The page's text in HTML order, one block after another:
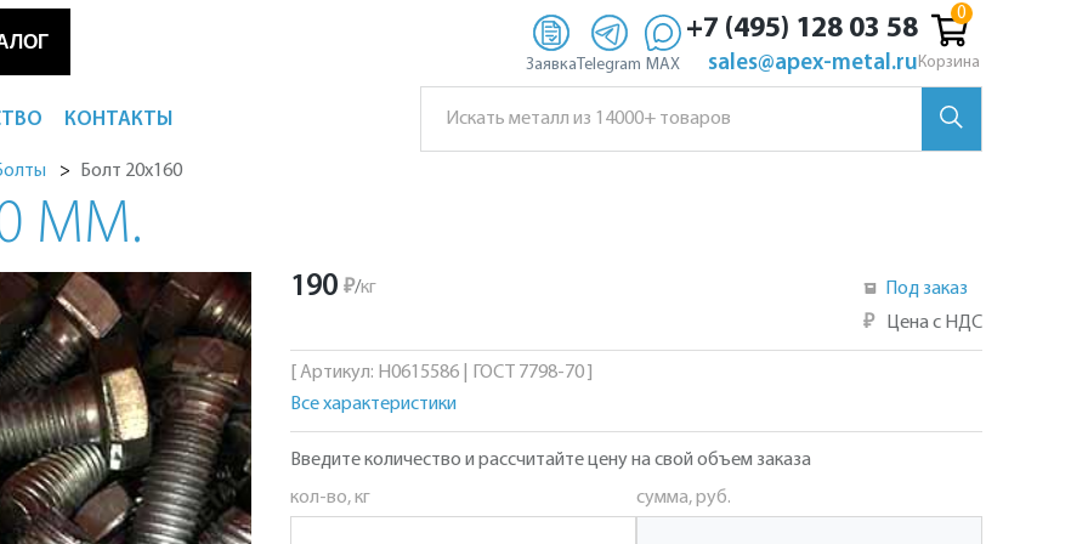
Заявка Telegram MAX
+7 (495) 128 03 58
sales@apex-metal.ru Корзина
КОНТАКТЫ
Болт 20х160
ММ.
190 ₽/кг
Под заказ
₽
Цена с НДС
[ Артикул: Н0615586 | ГОСТ 7798-70 ]
Все характеристики
Введите количество и рассчитайте цену на свой объем заказа
кол-во, кг
сумма, руб.